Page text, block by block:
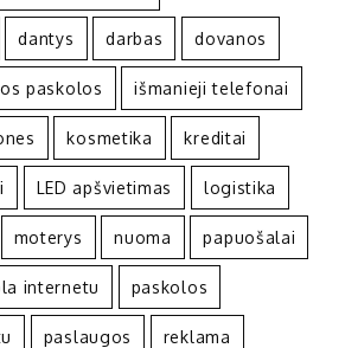
dantys darbas dovanos
paskolos išmanieji telefonai
kosmetika kreditai
LED apšvietimas logistika
moterys nuoma papuošalai
internetu paskolos
paslaugos reklama